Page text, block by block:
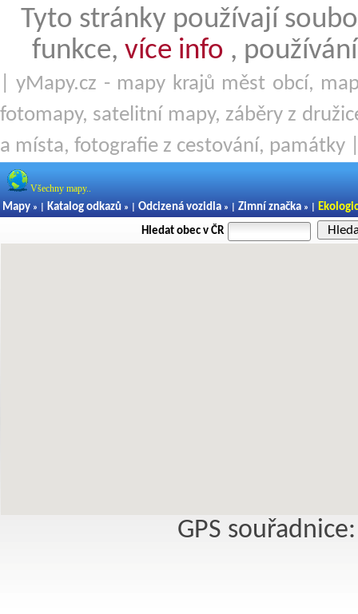
Tyto stránky používají
funkce, více info ,
| yMapy.cz - mapy krajů měst obcí,
fotomapy, satelitní mapy, záběry z
a místa, fotografie z cestování, památky
Všechny mapy..
Mapy » | Katalog odkazů » | Odcizená vozidla » | Zimní značka » |
Hledat obec v ČR
GPS